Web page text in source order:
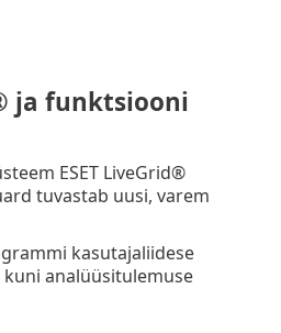
ja funktsiooni
ESET LiveGrid®
tuvastab uusi, varem
kasutajaliidese
analüüsitulemuse